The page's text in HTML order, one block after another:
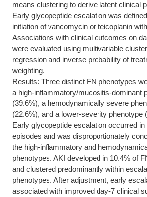
means clustering to derive latent clinical
Early glycopeptide escalation was
initiation of vancomycin or teicoplanin
Associations with clinical outcomes on
were evaluated using multivariable
regression and inverse probability of
weighting.
Results: Three distinct FN phenotypes
a high-inflammatory/mucositis-dominant
(39.6%), a hemodynamically severe
(22.6%), and a lower-severity phenotype
Early glycopeptide escalation occurred in
episodes and was disproportionately
the high-inflammatory and
phenotypes. AKI developed in 10.4% of
and clustered predominantly within
phenotypes. After adjustment, early
associated with improved day-7 clinical